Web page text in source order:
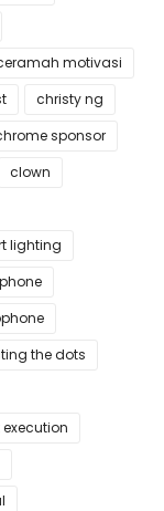
motivasi
christy ng
sponsor
clown
lighting
the dots